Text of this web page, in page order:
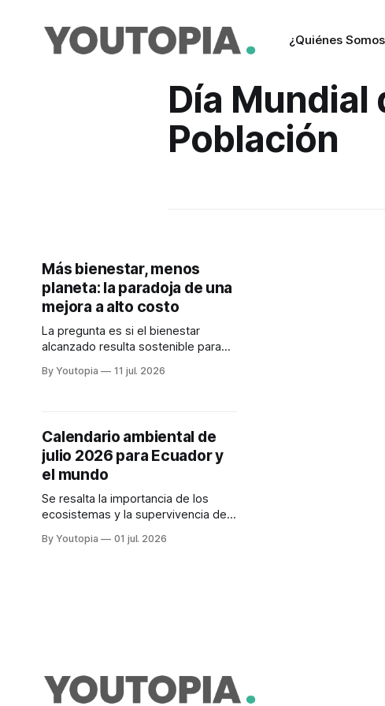
¿Quiénes
Día Mundial
Población
Más bienestar, menos
planeta: la paradoja de una
mejora a alto costo
La pregunta es si el bienestar
alcanzado resulta sostenible para
tema de fondo que preocupa a la
By Youtopia 11 jul. 2026
Calendario ambiental de
julio 2026 para Ecuador y
el mundo
Se resalta la importancia de los
ecosistemas y la supervivencia de
la protección del cóndor y del
By Youtopia 01 jul. 2026